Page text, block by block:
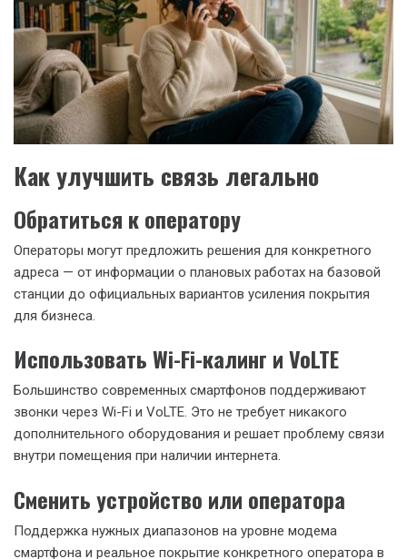
Как улучшить связь легально
Обратиться к оператору
Операторы могут предложить решения для конкретного
адреса — от информации о плановых работах на базовой
станции до официальных вариантов усиления покрытия
для бизнеса.
Использовать Wi-Fi-калинг и VoLTE
Большинство современных смартфонов поддерживают
звонки через Wi-Fi и VoLTE. Это не требует никакого
дополнительного оборудования и решает проблему связи
внутри помещения при наличии интернета.
Сменить устройство или оператора
Поддержка нужных диапазонов на уровне модема
смартфона и реальное покрытие конкретного оператора в